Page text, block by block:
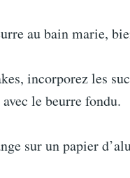
au bain marie,
incorporez les
le beurre fondu.
sur un papier